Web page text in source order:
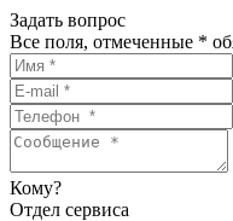
Задать вопрос
Все поля, отмеченные *
Кому?
Отдел сервиса